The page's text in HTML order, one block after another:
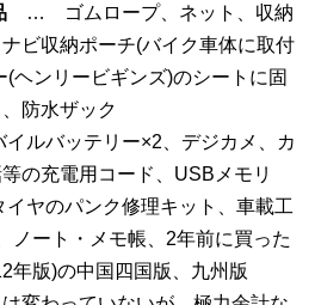
… ゴムロープ、ネット、収納
ビ収納ポーチ(バイク車体に取付
ヘンリービギンズ)のシートに固
防水ザック
バッテリー×2、デジカメ、カ
の充電用コード、USBメモリ
のパンク修理キット、車載工
ノート・メモ帳、2年前に買った
年版)の中国四国版、九州版